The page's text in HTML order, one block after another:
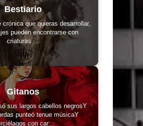
Bestiario
que quieras desarrollar,
pueden encontrarse con
criaturas ...
Gitanos
sus largos cabellos negrosY
punteó tenue músicaY
con car...